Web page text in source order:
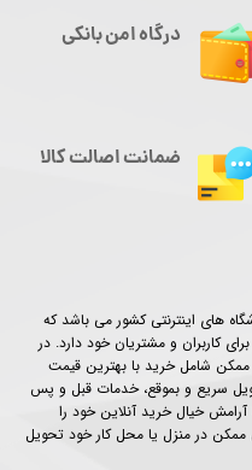
های اینترنتی کشور می باشد که
کاربران و مشتریان خود دارد. در
شامل خرید با بهترین قیمت
سریع و بموقع، خدمات قبل و پس
آرامش خیال خرید آنلاین خود را
در منزل یا محل کار خود تحویل
درگاه امن بانکی
ضمانت اصالت کالا